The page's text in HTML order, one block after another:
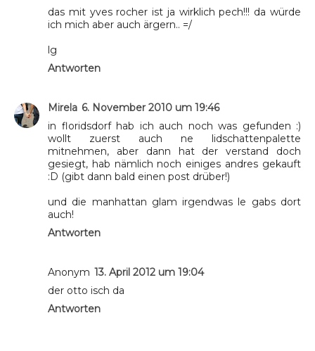
das mit yves rocher ist ja wirklich pech!!! da würde
ich mich aber auch ärgern.. =/
lg
Antworten
Mirela 6. November 2010 um 19:46
in floridsdorf hab ich auch noch was gefunden :)
wollt zuerst auch ne lidschattenpalette
mitnehmen, aber dann hat der verstand doch
gesiegt, hab nämlich noch einiges andres gekauft
:D (gibt dann bald einen post drüber!)
und die manhattan glam irgendwas le gabs dort
auch!
Antworten
Anonym 13. April 2012 um 19:04
der otto isch da
Antworten